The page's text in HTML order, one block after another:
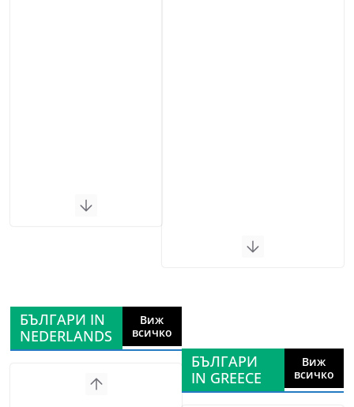
БЪЛГАРИ IN
NEDERLANDS
Виж
всичко
БЪЛГАРИ
IN GREECE
Виж
всичко